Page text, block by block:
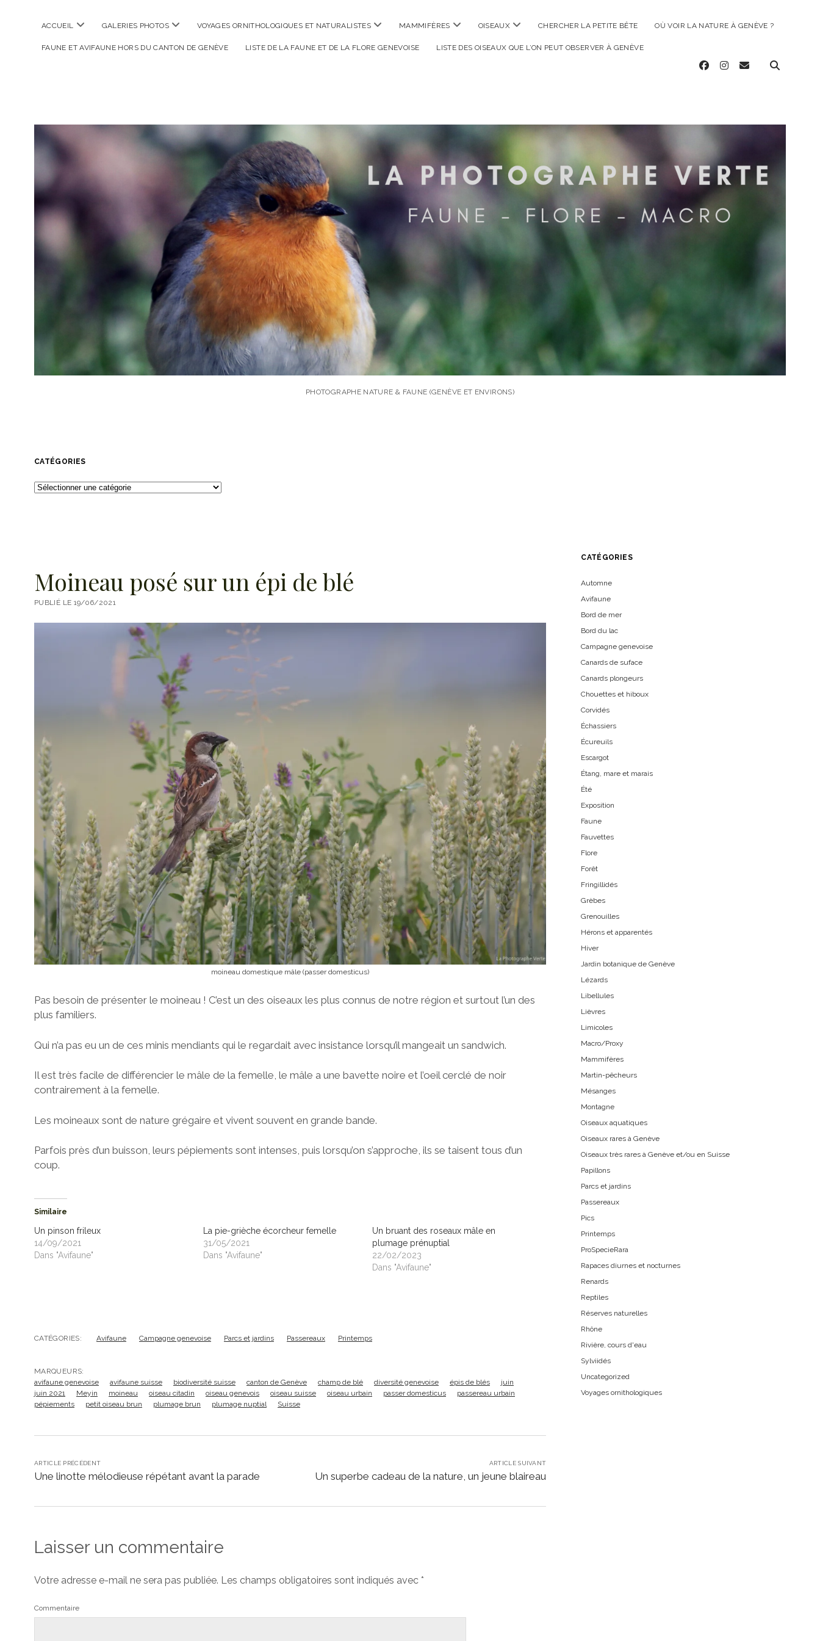
ACCUEIL ouvrir
GALERIES PHOTOS ouvrir
VOYAGES ORNITHOLOGIQUES ET NATURALISTES ouvrir
MAMMIFÈRES ouvrir
OISEAUX ouvrir
CHERCHER LA PETITE BÊTE OÙ VOIR LA NATURE À GENÈVE ?
FAUNE ET AVIFAUNE HORS DU CANTON DE GENÈVE LISTE DE LA FAUNE ET DE LA FLORE GENEVOISE LISTE DES OISEAUX QUE L’ON PEUT OBSERVER À GENÈVE
facebookinstagram
email
La
Photographe
Verte
PHOTOGRAPHE NATURE & FAUNE (GENÈVE ET ENVIRONS)
CATÉGORIES
Catégories
Moineau posé sur un épi de blé
PUBLIÉ LE 19/06/2021
moineau domestique mâle (passer domesticus)
Pas besoin de présenter le moineau ! C’est un des oiseaux les plus connus de notre région et surtout l’un des
plus familiers.
Qui n’a pas eu un de ces minis mendiants qui le regardait avec insistance lorsqu’il mangeait un sandwich.
Il est très facile de différencier le mâle de la femelle, le mâle a une bavette noire et l’oeil cerclé de noir
contrairement à la femelle.
Les moineaux sont de nature grégaire et vivent souvent en grande bande.
Parfois près d’un buisson, leurs pépiements sont intenses, puis lorsqu’on s’approche, ils se taisent tous d’un
coup.
Similaire
Un pinson frileux
14/09/2021
Dans "Avifaune"
La pie-grièche écorcheur femelle
31/05/2021
Dans "Avifaune"
Un bruant des roseaux mâle en
plumage prénuptial
22/02/2023
Dans "Avifaune"
CATÉGORIES: Avifaune Campagne genevoise Parcs et jardins Passereaux Printemps
MARQUEURS:
avifaune genevoise
avifaune suisse biodiversité suisse canton de Genève champ de blé diversité genevoise épis de blés
juin
juin 2021
Meyin moineau oiseau citadin oiseau genevois oiseau suisse oiseau urbain passer domesticus
passereau urbain
pépiements
petit oiseau brun plumage brun plumage nuptial Suisse
ARTICLE PRÉCÉDENT
Une linotte mélodieuse répétant avant la parade
ARTICLE SUIVANT
Un superbe cadeau de la nature, un jeune blaireau
Laisser un commentaire
Votre adresse e-mail ne sera pas publiée. Les champs obligatoires sont indiqués avec *
Commentaire
CATÉGORIES
Automne
Avifaune
Bord de mer
Bord du lac
Campagne genevoise
Canards de suface
Canards plongeurs
Chouettes et hiboux
Corvidés
Échassiers
Écureuils
Escargot
Étang, mare et marais
Été
Exposition
Faune
Fauvettes
Flore
Forêt
Fringillidés
Grèbes
Grenouilles
Hérons et apparentés
Hiver
Jardin botanique de Genève
Lézards
Libellules
Lièvres
Limicoles
Macro/Proxy
Mammifères
Martin-pêcheurs
Mésanges
Montagne
Oiseaux aquatiques
Oiseaux rares à Genève
Oiseaux très rares à Genève et/ou en Suisse
Papillons
Parcs et jardins
Passereaux
Pics
Printemps
ProSpecieRara
Rapaces diurnes et nocturnes
Renards
Reptiles
Réserves naturelles
Rhône
Rivière, cours d'eau
Sylviidés
Uncategorized
Voyages ornithologiques